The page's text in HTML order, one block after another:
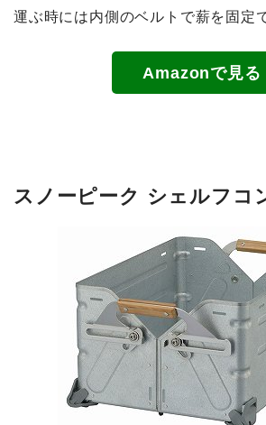
運ぶ時には内側のベルトで薪を固定
Amazonで見る
スノーピーク シェルフコ